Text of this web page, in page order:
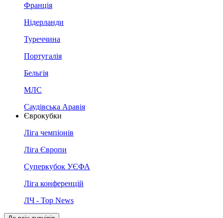
Франція
Нідерланди
Туреччина
Португалія
Бельгія
МЛС
Саудівська Аравія
Єврокубки
Ліга чемпіонів
Ліга Європи
Суперкубок УЄФА
Ліга конференцій
ЛЧ - Top News